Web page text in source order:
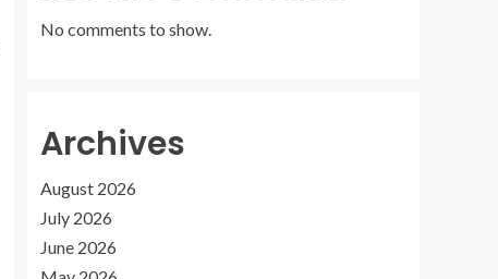
No comments to show.
Archives
August 2026
July 2026
June 2026